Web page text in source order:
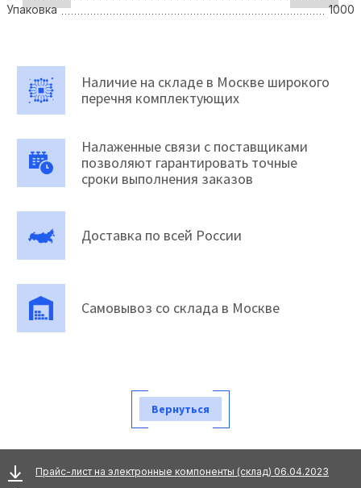
Упаковка
1000
Наличие на складе в Москве широкого
перечня комплектующих
Налаженные связи с поставщиками
позволяют гарантировать точные
сроки выполнения заказов
Доставка по всей России
Самовывоз со склада в Москве
Вернуться
Прайс-лист на электронные компоненты (склад) 06.04.2023